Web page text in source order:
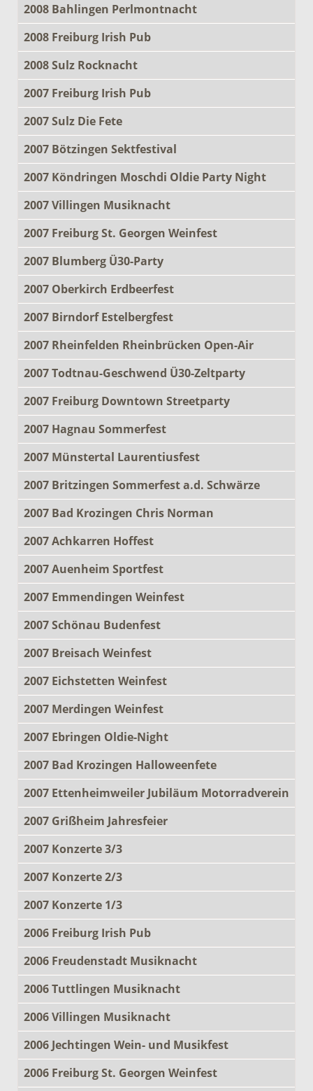
2008 Bahlingen Perlmontnacht
2008 Freiburg Irish Pub
2008 Sulz Rocknacht
2007 Freiburg Irish Pub
2007 Sulz Die Fete
2007 Bötzingen Sektfestival
2007 Köndringen Moschdi Oldie Party Night
2007 Villingen Musiknacht
2007 Freiburg St. Georgen Weinfest
2007 Blumberg Ü30-Party
2007 Oberkirch Erdbeerfest
2007 Birndorf Estelbergfest
2007 Rheinfelden Rheinbrücken Open-Air
2007 Todtnau-Geschwend Ü30-Zeltparty
2007 Freiburg Downtown Streetparty
2007 Hagnau Sommerfest
2007 Münstertal Laurentiusfest
2007 Britzingen Sommerfest a.d. Schwärze
2007 Bad Krozingen Chris Norman
2007 Achkarren Hoffest
2007 Auenheim Sportfest
2007 Emmendingen Weinfest
2007 Schönau Budenfest
2007 Breisach Weinfest
2007 Eichstetten Weinfest
2007 Merdingen Weinfest
2007 Ebringen Oldie-Night
2007 Bad Krozingen Halloweenfete
2007 Ettenheimweiler Jubiläum Motorradverein
2007 Grißheim Jahresfeier
2007 Konzerte 3/3
2007 Konzerte 2/3
2007 Konzerte 1/3
2006 Freiburg Irish Pub
2006 Freudenstadt Musiknacht
2006 Tuttlingen Musiknacht
2006 Villingen Musiknacht
2006 Jechtingen Wein- und Musikfest
2006 Freiburg St. Georgen Weinfest